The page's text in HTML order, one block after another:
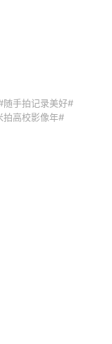
随手拍记录美好#
拍高校影像年#